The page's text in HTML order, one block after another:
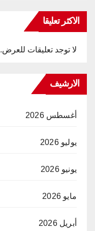
الاكثر تعليقا
لا توجد تعليقات للعرض.
الارشيف
أغسطس 2026
يوليو 2026
يونيو 2026
مايو 2026
أبريل 2026